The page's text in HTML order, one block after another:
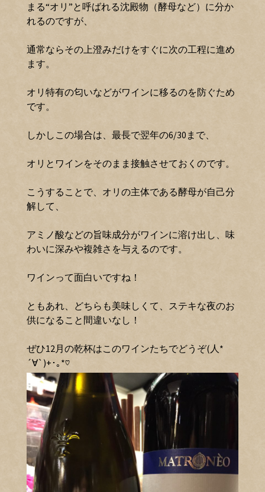
まる“オリ”と呼ばれる沈殿物（酵母など）に分か
れるのですが、
通常ならその上澄みだけをすぐに次の工程に進め
ます。
オリ特有の匂いなどがワインに移るのを防ぐため
です。
しかしこの場合は、最長で翌年の6/30まで、
オリとワインをそのまま接触させておくのです。
こうすることで、オリの主体である酵母が自己分
解して、
アミノ酸などの旨味成分がワインに溶け出し、味
わいに深みや複雑さを与えるのです。
ワインって面白いですね！
ともあれ、どちらも美味しくて、ステキな夜のお
供になること間違いなし！
ぜひ12月の乾杯はこのワインたちでどうぞ(人*
´∀`)+･｡*♡